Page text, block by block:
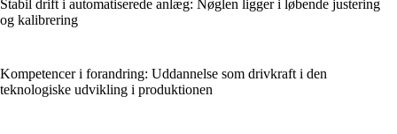
Stabil drift i automatiserede anlæg: Nøglen ligger i løbende justering
og kalibrering
Kompetencer i forandring: Uddannelse som drivkraft i den
teknologiske udvikling i produktionen